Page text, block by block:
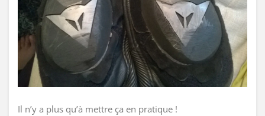
Il n’y a plus qu’à mettre ça en pratique !